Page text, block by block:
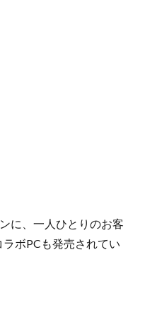
に、一人ひとりのお客
ボPCも発売されてい